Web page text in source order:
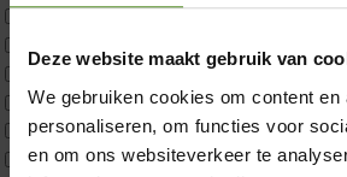
Deze website maakt gebruik van
We gebruiken cookies om content en
personaliseren, om functies voor
en om ons websiteverkeer te
p350 2 Pers
P650 25cm Tweepersoons een kern
P650 Twijfelaar
Toppers